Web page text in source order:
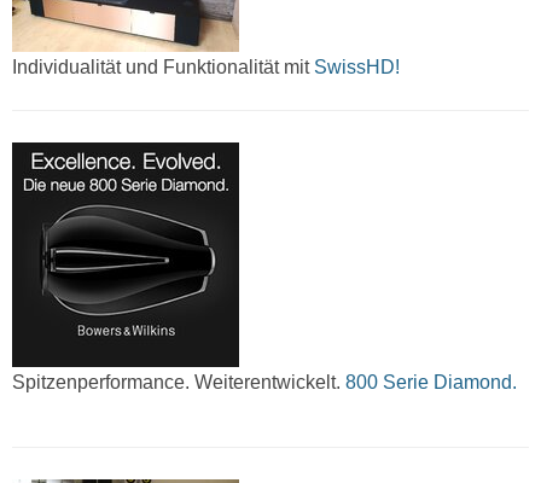
Individualität und Funktionalität mitSwissHD!
Spitzenperformance. Weiterentwickelt. 800 Serie Diamond.